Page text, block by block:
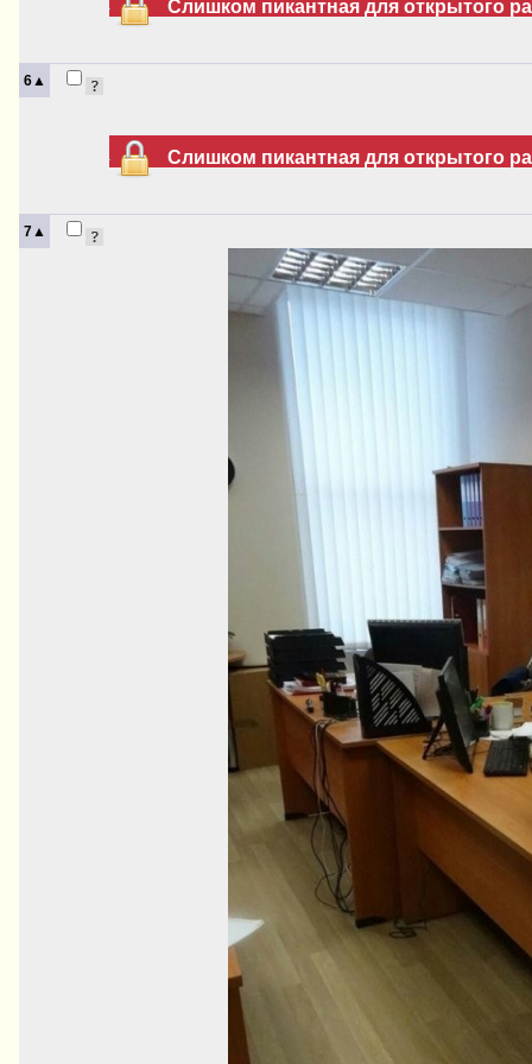
Слишком пикантная для открытого
6▲
Слишком пикантная для открытого
7▲